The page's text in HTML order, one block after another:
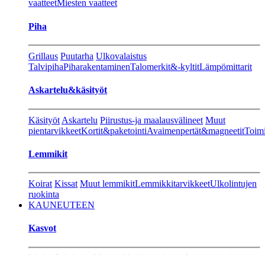
vaatteetMiesten vaatteet
Piha
Grillaus Puutarha Ulkovalaistus
TalvipihaPiharakentaminenTalomerkit&-kyltitLämpömittarit
Askartelu&käsityöt
Käsityöt Askartelu Piirustus-ja maalausvälineet Muut
pientarvikkeetKortit&paketointiAvaimenpertät&magneetit
Lemmikit
Koirat Kissat Muut lemmikitLemmikkitarvikkeetUlkolintujen
ruokinta
KAUNEUTEEN
Kasvot